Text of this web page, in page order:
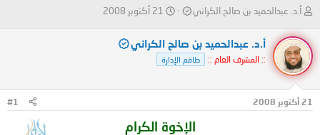
ب
د
ئ
ا
ل
م
و
ض
أ.د. عبدالحميد بن صالح الكراني
ت
ي
خ
ل
د
ء
21 أكتوبر 2008
أ.د. عبدالحميد بن صالح الكراني
:: المشرف العام :: طاقم الإدارة
21 أكتوبر 2008 #1
الإخوة الكرام